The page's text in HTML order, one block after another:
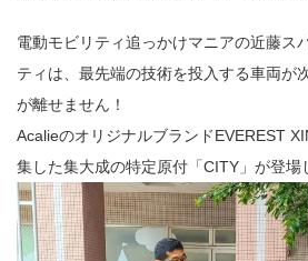
電動モビリティ追っかけマニアの近藤ス
ティは、最先端の技術を投入する車両が
が離せません！
AcalieのオリジナルブランドEVEREST
集した集大成の特定原付「CITY」が登場